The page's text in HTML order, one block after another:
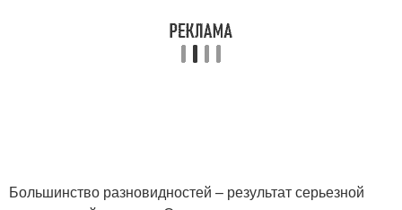
Большинство разновидностей – результат серьезной